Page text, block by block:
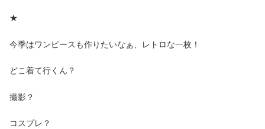
★
今季はワンピースも作りたいなぁ、レトロな一枚！
どこ着て行くん？
撮影？
コスプレ？